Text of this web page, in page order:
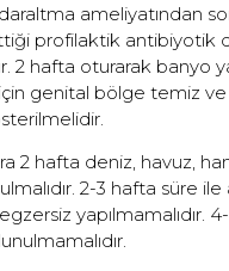
ameliyatından
profilaktik antibiyotik
2 hafta oturarak banyo
için genital bölge temiz
2 hafta deniz, havuz,
2-3 hafta süre ile
egzersiz yapılmamalıdır.